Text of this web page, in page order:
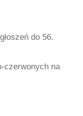
do 56.
czerwonych na